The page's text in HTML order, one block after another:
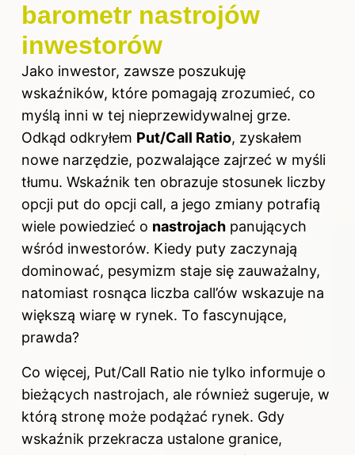
barometr nastrojów
inwestorów
Jako inwestor, zawsze poszukuję
wskaźników, które pomagają zrozumieć, co
myślą inni w tej nieprzewidywalnej grze.
Odkąd odkryłem Put/Call Ratio, zyskałem
nowe narzędzie, pozwalające zajrzeć w myśli
tłumu. Wskaźnik ten obrazuje stosunek liczby
opcji put do opcji call, a jego zmiany potrafią
wiele powiedzieć o nastrojach panujących
wśród inwestorów. Kiedy puty zaczynają
dominować, pesymizm staje się zauważalny,
natomiast rosnąca liczba call’ów wskazuje na
większą wiarę w rynek. To fascynujące,
prawda?
Co więcej, Put/Call Ratio nie tylko informuje o
bieżących nastrojach, ale również sugeruje, w
którą stronę może podążać rynek. Gdy
wskaźnik przekracza ustalone granice,